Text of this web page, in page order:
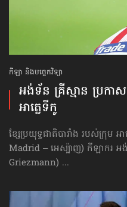
កីឡា និងបច្ចេកវិទ្យា
អង់ទ័ន គ្រីស្មាន ប្រកាស​
អាត្លេទីកូ
ខ្សែប្រយុទ្ធជាតិបារាំង របស់ក្រុម
Madrid – អេស្ប៉ាញ) កីឡាករ អ
Griezmann) ...